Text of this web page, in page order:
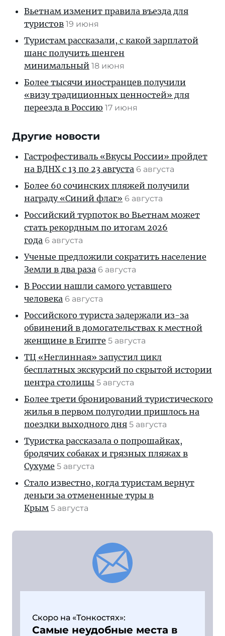
Вьетнам изменит правила въезда для
туристов 19 июня
Туристам рассказали, с какой зарплатой
шанс получить шенген
минимальный 18 июня
Более тысячи иностранцев получили
«визу традиционных ценностей» для
переезда в Россию 17 июня
Другие новости
Гастрофестиваль «Вкусы России» пройдет
на ВДНХ с 13 по 23 августа 6 августа
Более 60 сочинских пляжей получили
награду «Синий флаг» 6 августа
Российский турпоток во Вьетнам может
стать рекордным по итогам 2026
года 6 августа
Ученые предложили сократить население
Земли в два раза 6 августа
В России нашли самого уставшего
человека 6 августа
Российского туриста задержали из-за
обвинений в домогательствах к местной
женщине в Египте 5 августа
ТЦ «Неглинная» запустил цикл
бесплатных экскурсий по скрытой истории
центра столицы 5 августа
Более трети бронирований туристического
жилья в первом полугодии пришлось на
поездки выходного дня 5 августа
Туристка рассказала о попрошайках,
бродячих собаках и грязных пляжах в
Сухуме 5 августа
Стало известно, когда туристам вернут
деньги за отмененные туры в
Крым 5 августа
Скоро на «Тонкостях»:
Самые неудобные места в